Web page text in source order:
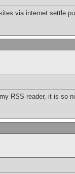
via internet settle
RSS reader, it is so